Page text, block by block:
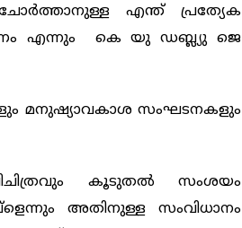
എന്ത് പ്രത്യേക
എന്നും കെ യു ഡബ്ല്യു ജെ
മനുഷ്യാവകാശ സംഘടനകളും
കൂടുതല്‍ സംശയം
അതിനുള്ള സംവിധാനം